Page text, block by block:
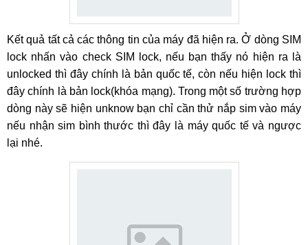
Kết quả tất cả các thông tin của máy đã hiện ra. Ở dòng SIM
lock nhấn vào check SIM lock, nếu bạn thấy nó hiện ra là
unlocked thì đây chính là bản quốc tế, còn nếu hiện lock thì
đây chính là bản lock(khóa mạng). Trong một số trường hợp
dòng này sẽ hiện unknow bạn chỉ cần thử nắp sim vào máy
nếu nhận sim bình thước thì đây là máy quốc tế và ngược
lại nhé.